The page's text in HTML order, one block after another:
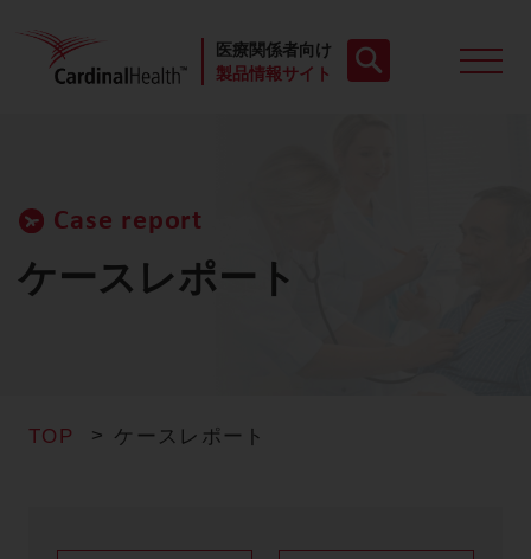
医療関係者向け
製品情報サイト
Case report
ケースレポート
TOP ケースレポート